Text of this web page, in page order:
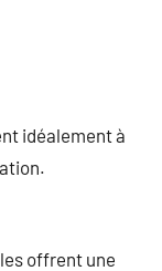
idéalement à
offrent une